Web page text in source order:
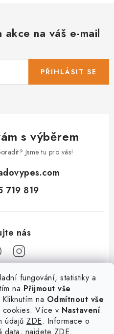
fungování, statistiky a
na Přijmout vše
na Odmítnout vše
cookies. Více v Nastavení.
údajů ZDE. Informace o
na váš e-mail
PŘIHLÁSIT SE
s výběrem
Jsme tu pro vás!
719 819